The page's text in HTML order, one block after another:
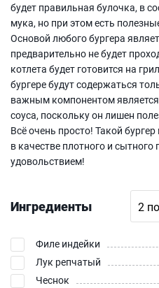
будет правильная булочка, в
мука, но при этом есть
Основой любого бургера
предварительно не будет
котлета будет готовится на
бургере будут содержаться
важным компонентом является
соуса, поскольку он лишен
Всё очень просто! Такой
в качестве плотного и сытного
удовольствием!
Ингредиенты
Филе индейки
Лук репчатый
Чеснок